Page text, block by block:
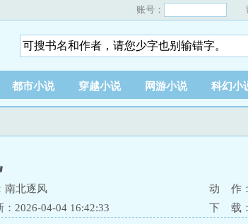
账号：
都市小说 穿越小说 网游小说 科幻小
北逐风 动 作：
：2026-04-04 16:42:33
下 载：